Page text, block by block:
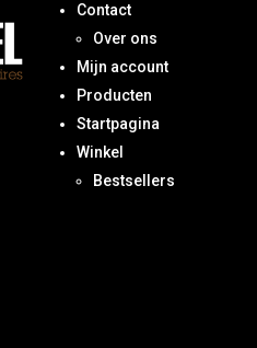
Contact
Over ons
Mijn account
Producten
Startpagina
Winkel
Bestsellers